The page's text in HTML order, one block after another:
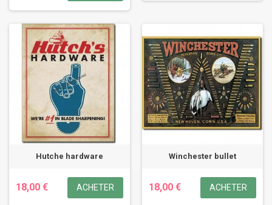
Hutche hardware
18,00 € ACHETER
Winchester bullet
18,00 € ACHETER